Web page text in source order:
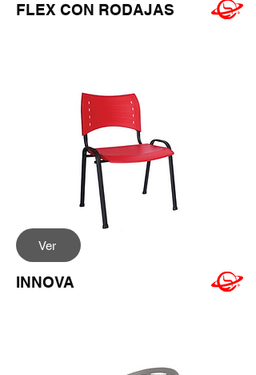
FLEX CON RODAJAS
Ver
INNOVA